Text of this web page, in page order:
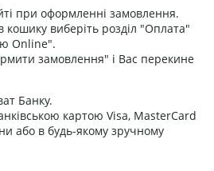
при оформленні замовлення.
кошику виберіть розділ "Оплата"
Online".
замовлення" і Вас перекине
Банку.
картою Visa, MasterCard
або в будь-якому зручному